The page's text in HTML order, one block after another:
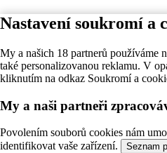
Nastavení soukromí a
My a našich 18 partnerů používáme
také personalizovanou reklamu. V
kliknutím na odkaz Soukromí a
My a naši partneři
Povolením souborů cookies nám
identifikovat vaše zařízení.
Seznam